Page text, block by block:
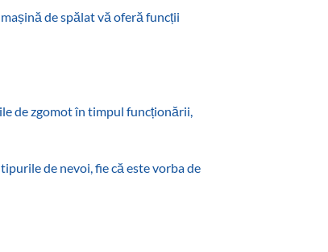
de spălat vă oferă funcții
de zgomot în timpul funcționării,
de nevoi, fie că este vorba de